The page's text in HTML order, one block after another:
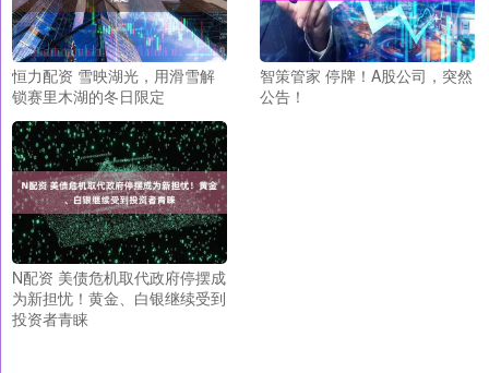
恒力配资 雪映湖光，用滑雪解
锁赛里木湖的冬日限定
智策管家 停牌！A股公司，突然
公告！
N配资 美债危机取代政府停摆成
为新担忧！黄金、白银继续受到
投资者青睐